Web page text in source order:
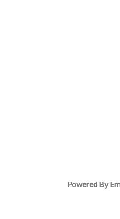
Powered By